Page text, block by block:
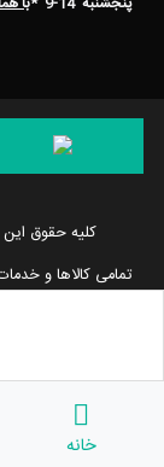
کلیه حقوق
تمامی كالاها و
مربوطه می باشند
خانه